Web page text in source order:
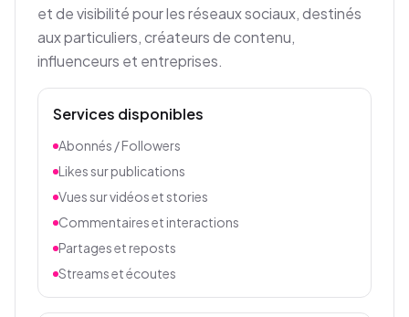
et de visibilité pour les réseaux sociaux, destinés
aux particuliers, créateurs de contenu,
influenceurs et entreprises.
Services disponibles
Abonnés / Followers
Likes sur publications
Vues sur vidéos et stories
Commentaires et interactions
Partages et reposts
Streams et écoutes